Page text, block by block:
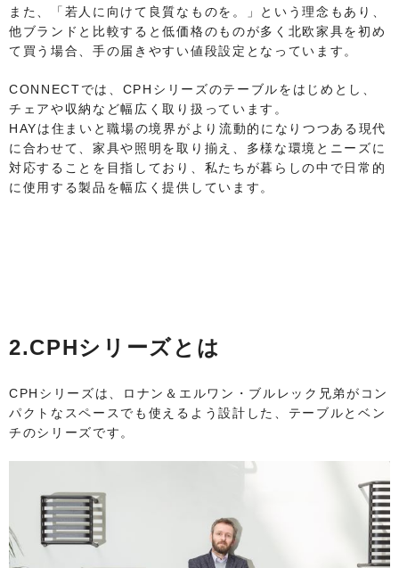
また、「若人に向けて良質なものを。」という理念もあり、
他ブランドと比較すると低価格のものが多く北欧家具を初め
て買う場合、手の届きやすい値段設定となっています。
CONNECTでは、CPHシリーズのテーブルをはじめとし、
チェアや収納など幅広く取り扱っています。
HAYは住まいと職場の境界がより流動的になりつつある現代
に合わせて、家具や照明を取り揃え、多様な環境とニーズに
対応することを目指しており、私たちが暮らしの中で日常的
に使用する製品を幅広く提供しています。
2.CPHシリーズとは
CPHシリーズは、ロナン＆エルワン・ブルレック兄弟がコン
パクトなスペースでも使えるよう設計した、テーブルとベン
チのシリーズです。